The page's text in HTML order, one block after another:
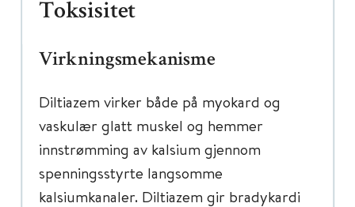
Toksisitet
Virkningsmekanisme
Diltiazem virker både på myokard og
vaskulær glatt muskel og hemmer
innstrømming av kalsium gjennom
spenningsstyrte langsomme
kalsiumkanaler. Diltiazem gir bradykardi